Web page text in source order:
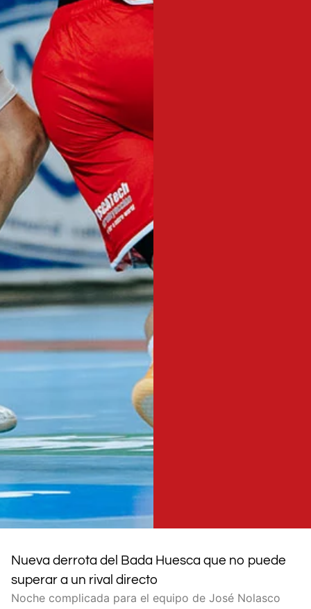
Nueva derrota del Bada Huesca que no puede
superar a un rival directo
Noche complicada para el equipo de José Nolasco